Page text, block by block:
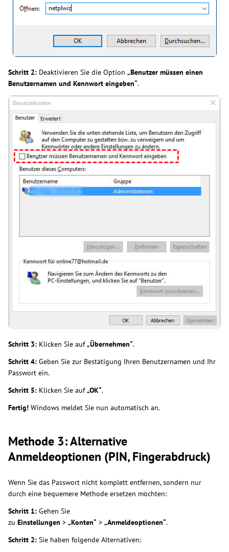
Schritt 2: Deaktivieren Sie die Option „Benutzer müssen einen
Benutzernamen und Kennwort eingeben“.
Schritt 3: Klicken Sie auf„Übernehmen“.
Schritt 4: Geben Sie zur Bestätigung Ihren Benutzernamen und Ihr
Passwort ein.
Schritt 5: Klicken Sie auf„OK“.
Fertig! Windows meldet Sie nun automatisch an.
Methode 3: Alternative
Anmeldeoptionen (PIN, Fingerabdruck)
Wenn Sie das Passwort nicht komplett entfernen, sondern nur
durch eine bequemere Methode ersetzen möchten:
Schritt 1: Gehen Sie
zu Einstellungen > „Konten“ > „Anmeldeoptionen“.
Schritt 2: Sie haben folgende Alternativen: